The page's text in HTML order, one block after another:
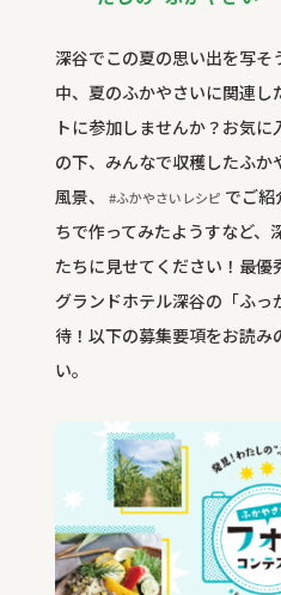
深谷でこの夏の思い出を写そ
中、夏のふかやさいに関連
トに参加しませんか？お気
の下、みんなで収穫したふ
風景、
#ふかやさいレシピ でご紹
ちで作ってみたようすなど、
たちに見せてください！最
グランドホテル深谷の「ふっ
待！以下の募集要項をお読み
い。